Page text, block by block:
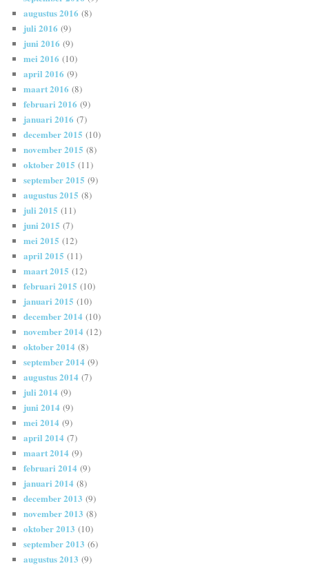
augustus 2016 (8)
juli 2016 (9)
juni 2016 (9)
mei 2016 (10)
april 2016 (9)
maart 2016 (8)
februari 2016 (9)
januari 2016 (7)
december 2015 (10)
november 2015 (8)
oktober 2015 (11)
september 2015 (9)
augustus 2015 (8)
juli 2015 (11)
juni 2015 (7)
mei 2015 (12)
april 2015 (11)
maart 2015 (12)
februari 2015 (10)
januari 2015 (10)
december 2014 (10)
november 2014 (12)
oktober 2014 (8)
september 2014 (9)
augustus 2014 (7)
juli 2014 (9)
juni 2014 (9)
mei 2014 (9)
april 2014 (7)
maart 2014 (9)
februari 2014 (9)
januari 2014 (8)
december 2013 (9)
november 2013 (8)
oktober 2013 (10)
september 2013 (6)
augustus 2013 (9)